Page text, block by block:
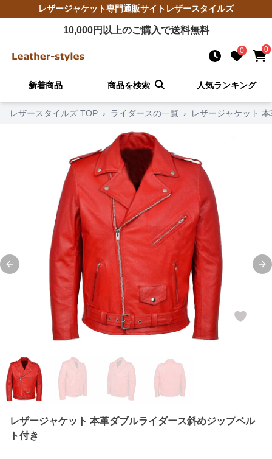
レザージャケット専門通販サイト レザースタイルズ
10,000円以上のご購入で送料無料
0 0
新着商品 商品を検索 人気ランキング
レザースタイルズ TOP › ライダースの一覧 › レザージャケット
Previous slide
レザージャケット 本革ダブルライダース斜めジップベル
ト付き